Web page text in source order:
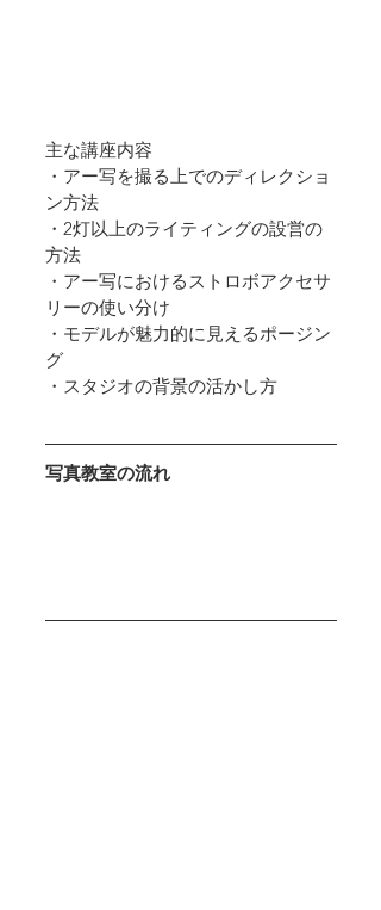
主な講座内容
・アー写を撮る上でのディレクショ
ン方法
・2灯以上のライティングの設営の
方法
・アー写におけるストロボアクセサ
リーの使い分け
・モデルが魅力的に見えるポージン
グ
・スタジオの背景の活かし方
写真教室の流れ